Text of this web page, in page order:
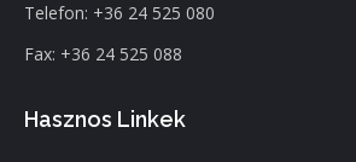
Telefon: +36 24 525 080
Fax: +36 24 525 088
Hasznos Linkek